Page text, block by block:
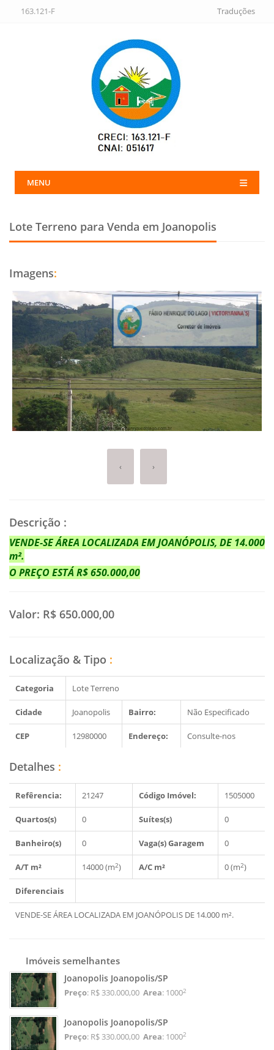
163.121-F Traduções
MENU
Lote Terreno para Venda em Joanopolis
Imagens:
‹ ›
Descrição :
VENDE-SE ÁREA LOCALIZADA EM JOANÓPOLIS, DE 14.000
m².
O PREÇO ESTÁ R$ 650.000,00
Valor: R$ 650.000,00
Localização & Tipo :
Categoria Lote Terreno
Cidade Joanopolis Bairro: Não Especificado
CEP 12980000 Endereço: Consulte-nos
Detalhes :
Refêrencia: 21247 Código Imóvel: 1505000
Quartos(s) 0 Suítes(s) 0
Banheiro(s) 0 Vaga(s) Garagem 0
A/T m² 14000 (m2) A/C m² 0 (m2)
Diferenciais
VENDE-SE ÁREA LOCALIZADA EM JOANÓPOLIS DE 14.000 m².
Imóveis semelhantes
Joanopolis Joanopolis/SP
Preço: R$ 330.000,00 Area: 10002
Joanopolis Joanopolis/SP
Preço: R$ 330.000,00 Area: 10002